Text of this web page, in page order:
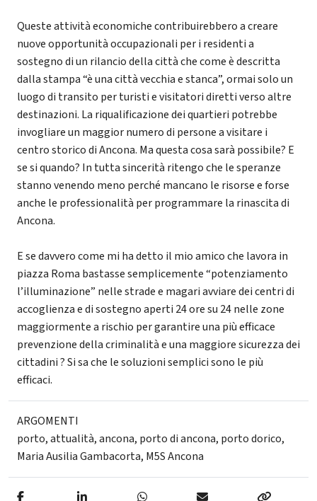
Queste attività economiche contribuirebbero a creare
nuove opportunità occupazionali per i residenti a
sostegno di un rilancio della città che come è descritta
dalla stampa “è una città vecchia e stanca”, ormai solo un
luogo di transito per turisti e visitatori diretti verso altre
destinazioni. La riqualificazione dei quartieri potrebbe
invogliare un maggior numero di persone a visitare i
centro storico di Ancona. Ma questa cosa sarà possibile? E
se si quando? In tutta sincerità ritengo che le speranze
stanno venendo meno perché mancano le risorse e forse
anche le professionalità per programmare la rinascita di
Ancona.
E se davvero come mi ha detto il mio amico che lavora in
piazza Roma bastasse semplicemente “potenziamento
l’illuminazione” nelle strade e magari avviare dei centri di
accoglienza e di sostegno aperti 24 ore su 24 nelle zone
maggiormente a rischio per garantire una più efficace
prevenzione della criminalità e una maggiore sicurezza dei
cittadini ? Si sa che le soluzioni semplici sono le più
efficaci.
ARGOMENTI
porto,attualità,ancona, porto di ancona, porto dorico,
Maria Ausilia Gambacorta, M5S Ancona